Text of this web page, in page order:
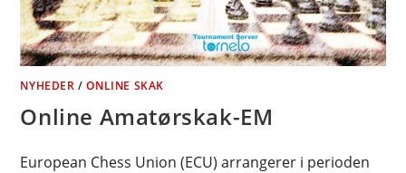
NYHEDER /ONLINE SKAK
Online Amatørskak-EM
European Chess Union (ECU) arrangerer i perioden